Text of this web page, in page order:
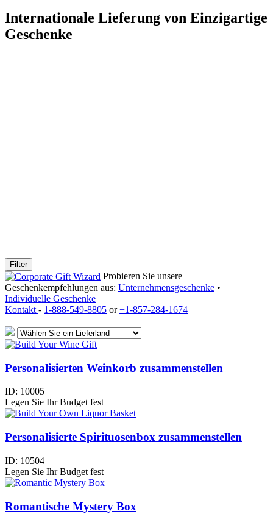
Internationale Lieferung von Einzigartige
Geschenke
Filter
Probieren Sie unsere
Geschenkempfehlungen aus: Unternehmensgeschenke •
Individuelle Geschenke
Kontakt - 1-888-549-8805 or+1-857-284-1674
Personalisierten Weinkorb zusammenstellen
ID: 10005
Legen Sie Ihr Budget fest
Personalisierte Spirituosenbox zusammenstellen
ID: 10504
Legen Sie Ihr Budget fest
Romantische Mystery Box